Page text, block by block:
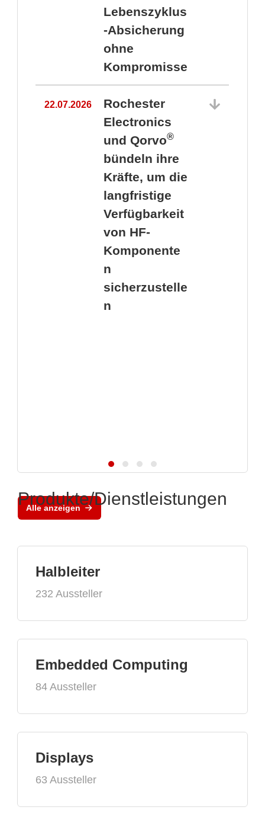
Lebenszyklus
-Absicherung
ohne
Kompromisse
22.07.2026
Rochester
Electronics
und Qorvo®
bündeln ihre
Kräfte, um die
langfristige
Verfügbarkeit
von HF-
Komponente
n
sicherzustelle
n
Alle anzeigen
Produkte/Dienstleistungen
Halbleiter
232 Aussteller
Embedded Computing
84 Aussteller
Displays
63 Aussteller